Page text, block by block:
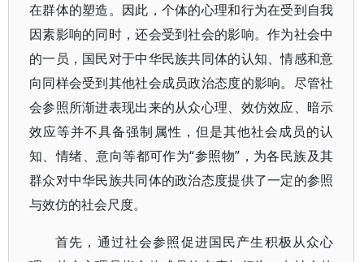
在群体的塑造。因此，个体的心理和行为在受到自我
因素影响的同时，还会受到社会的影响。作为社会中
的一员，国民对于中华民族共同体的认知、情感和意
向同样会受到其他社会成员政治态度的影响。尽管社
会参照所渐进表现出来的从众心理、效仿效应、暗示
效应等并不具备强制属性，但是其他社会成员的认
知、情绪、意向等都可作为“参照物”，为各民族及其
群众对中华民族共同体的政治态度提供了一定的参照
与效仿的社会尺度。
首先，通过社会参照促进国民产生积极从众心